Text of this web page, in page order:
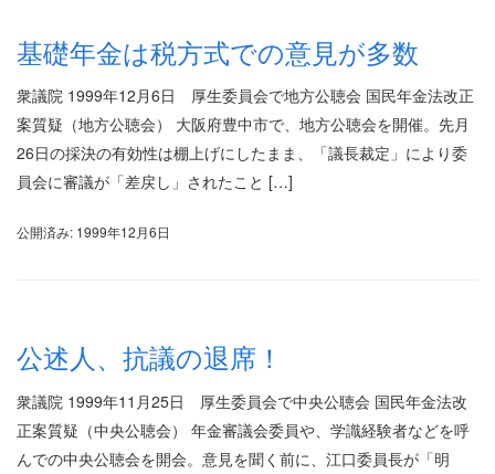
基礎年金は税方式での意見が多数
衆議院 1999年12月6日 厚生委員会で地方公聴会 国民年金法改正
案質疑（地方公聴会） 大阪府豊中市で、地方公聴会を開催。先月
26日の採決の有効性は棚上げにしたまま、「議長裁定」により委
員会に審議が「差戻し」されたこと […]
公開済み: 1999年12月6日
公述人、抗議の退席！
衆議院 1999年11月25日 厚生委員会で中央公聴会 国民年金法改
正案質疑（中央公聴会） 年金審議会委員や、学識経験者などを呼
んでの中央公聴会を開会。意見を聞く前に、江口委員長が「明